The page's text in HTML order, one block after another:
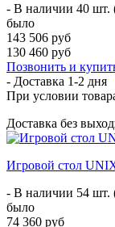
- В наличии 40 шт.
было
143 506 руб
130 460 руб
Позвонить и
- Доставка 1-2 дня
При условии
Доставка без
Игровой стол
- В наличии 54 шт.
было
74 360 руб